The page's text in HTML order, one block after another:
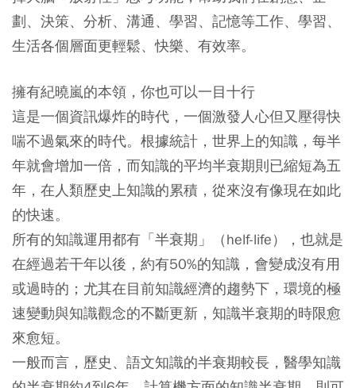
劃、決策、分析、溝通、學習、記憶等工作、學習、
生活各個層面更輕鬆、快樂、有效率。
擁有紀曉嵐的本領，你也可以一目十行
這是一個資訊爆炸的時代，一個激發人心但又壓得快
喘不過氣來的時代。根據統計，世界上的知識，每半
年就會增加一倍，而知識的平均半衰期則已縮短為五
年，在人類歷史上知識的累積，從來沒有像現在如此
的快速。
所有的知識運用都有「半衰期」（helf-life），也就是
在經過若干年以後，約有50%的知識，會變成沒有用
或過時的；尤其在目前知識經濟的趨勢下，環境的極
速變動與知識觀念的不斷更新，知識半衰期的時限愈
來愈短。
一般而言，歷史、語文知識的半衰期較長，醫學知識